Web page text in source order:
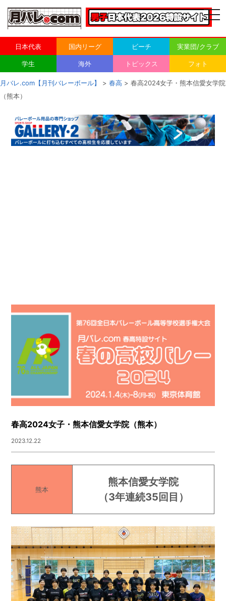
日本代表 国内リーグ ビーチ 実業団/クラブ
学生 海外 トピックス フォト
月バレ.com【月刊バレーボール】 > 春高 > 春高2024女子・熊本信愛女学院
（熊本）
春高2024女子・熊本信愛女学院（熊本）
2023.12.22
熊本
熊本信愛女学院
（3年連続35回目 ）